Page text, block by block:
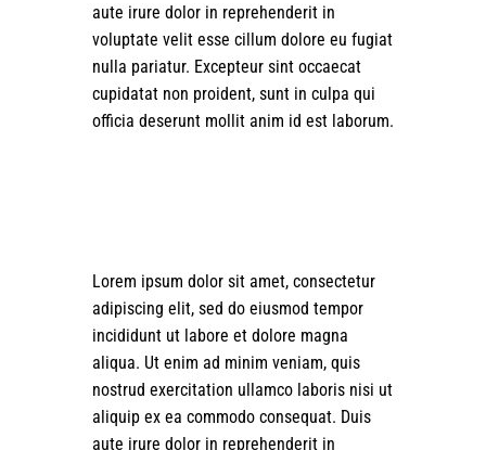
aute irure dolor in reprehenderit in
voluptate velit esse cillum dolore eu fugiat
nulla pariatur. Excepteur sint occaecat
cupidatat non proident, sunt in culpa qui
officia deserunt mollit anim id est laborum.
Lorem ipsum dolor sit amet, consectetur
adipiscing elit, sed do eiusmod tempor
incididunt ut labore et dolore magna
aliqua. Ut enim ad minim veniam, quis
nostrud exercitation ullamco laboris nisi ut
aliquip ex ea commodo consequat. Duis
aute irure dolor in reprehenderit in